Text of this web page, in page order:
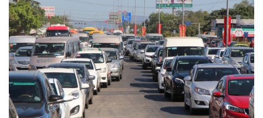
Pháp luật
Vụ án
Tin nóng
Tư vấn luật
Quân sự - Quốc phòng
Vũ khí
Việt Nam
Phân tích